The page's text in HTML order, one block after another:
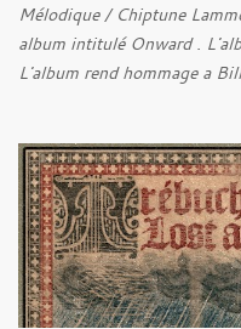
Mélodique / Chiptune
album intitulé Onward .
L'album rend hommage a
Half-Starved Pony 02. To
04. Farewell, Good Beast
the Woods on Business of
We Were Born to Suffer
Onward de Lammoth